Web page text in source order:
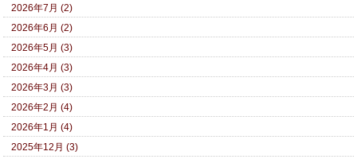
2026年7月 (2)
2026年6月 (2)
2026年5月 (3)
2026年4月 (3)
2026年3月 (3)
2026年2月 (4)
2026年1月 (4)
2025年12月 (3)